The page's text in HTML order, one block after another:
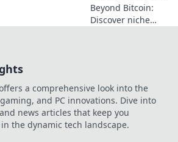
Beyond Bitcoin:
Discover niche
to explore!
a comprehensive look into the
and PC innovations. Dive into
news articles that keep you
the dynamic tech landscape.